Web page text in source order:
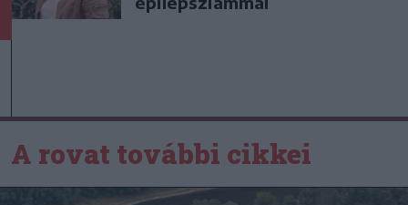
A rovat további cikkei